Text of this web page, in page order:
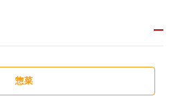
惣菜